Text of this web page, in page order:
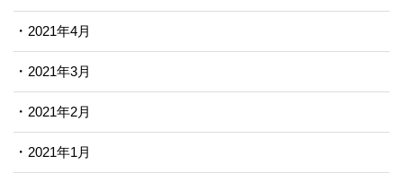
2021年4月
2021年3月
2021年2月
2021年1月